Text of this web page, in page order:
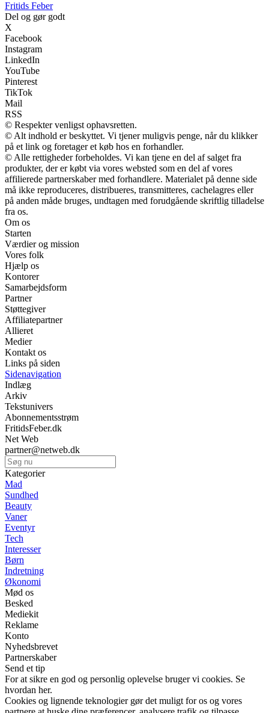
Fritids Feber
Del og gør godt
X
Facebook
Instagram
LinkedIn
YouTube
Pinterest
TikTok
Mail
RSS
© Respekter venligst ophavsretten.
© Alt indhold er beskyttet. Vi tjener muligvis penge, når du klikker
på et link og foretager et køb hos en forhandler.
© Alle rettigheder forbeholdes. Vi kan tjene en del af salget fra
produkter, der er købt via vores websted som en del af vores
affilierede partnerskaber med forhandlere. Materialet på denne side
må ikke reproduceres, distribueres, transmitteres, cachelagres eller
på anden måde bruges, undtagen med forudgående skriftlig tilladelse
fra os.
Om os
Starten
Værdier og mission
Vores folk
Hjælp os
Kontorer
Samarbejdsform
Partner
Støttegiver
Affiliatepartner
Allieret
Medier
Kontakt os
Links på siden
Sidenavigation
Indlæg
Arkiv
Tekstunivers
Abonnementsstrøm
FritidsFeber.dk
Net Web
partner@netweb.dk
Kategorier
Mad
Sundhed
Beauty
Vaner
Eventyr
Tech
Interesser
Børn
Indretning
Økonomi
Mød os
Besked
Mediekit
Reklame
Konto
Nyhedsbrevet
Partnerskaber
Send et tip
For at sikre en god og personlig oplevelse bruger vi cookies. Se
hvordan her.
Cookies og lignende teknologier gør det muligt for os og vores